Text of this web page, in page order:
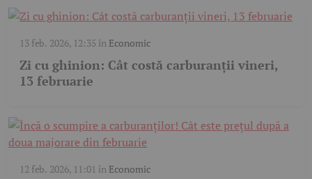
13 feb. 2026, 12:35 în Economic
Zi cu ghinion: Cât costă carburanții vineri,
13 februarie
12 feb. 2026, 11:01 în Economic